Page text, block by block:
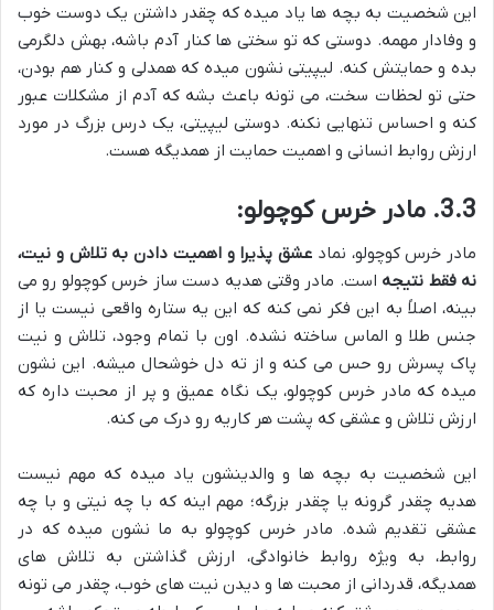
این شخصیت به بچه ها یاد میده که چقدر داشتن یک دوست خوب
و وفادار مهمه. دوستی که تو سختی ها کنار آدم باشه، بهش دلگرمی
بده و حمایتش کنه. لیپیتی نشون میده که همدلی و کنار هم بودن،
حتی تو لحظات سخت، می تونه باعث بشه که آدم از مشکلات عبور
کنه و احساس تنهایی نکنه. دوستی لیپیتی، یک درس بزرگ در مورد
ارزش روابط انسانی و اهمیت حمایت از همدیگه هست.
3.3. مادر خرس کوچولو:
مادر خرس کوچولو، نماد عشق پذیرا و اهمیت دادن به تلاش و نیت،
نه فقط نتیجه است. مادر وقتی هدیه دست ساز خرس کوچولو رو می
بینه، اصلاً به این فکر نمی کنه که این یه ستاره واقعی نیست یا از
جنس طلا و الماس ساخته نشده. اون با تمام وجود، تلاش و نیت
پاک پسرش رو حس می کنه و از ته دل خوشحال میشه. این نشون
میده که مادر خرس کوچولو، یک نگاه عمیق و پر از محبت داره که
ارزش تلاش و عشقی که پشت هر کاریه رو درک می کنه.
این شخصیت به بچه ها و والدینشون یاد میده که مهم نیست
هدیه چقدر گرونه یا چقدر بزرگه؛ مهم اینه که با چه نیتی و با چه
عشقی تقدیم شده. مادر خرس کوچولو به ما نشون میده که در
روابط، به ویژه روابط خانوادگی، ارزش گذاشتن به تلاش های
همدیگه، قدردانی از محبت ها و دیدن نیت های خوب، چقدر می تونه